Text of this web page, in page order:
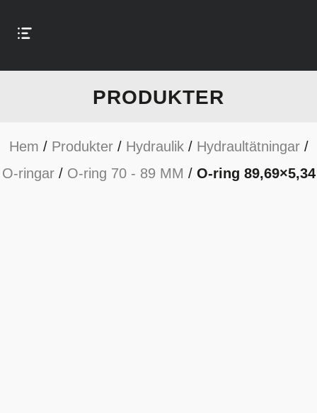
PRODUKTER
Hem / Produkter/ Hydraulik/ Hydraultätningar/
O-ringar/ O-ring 70 - 89 MM / O-ring 89,69×5,34